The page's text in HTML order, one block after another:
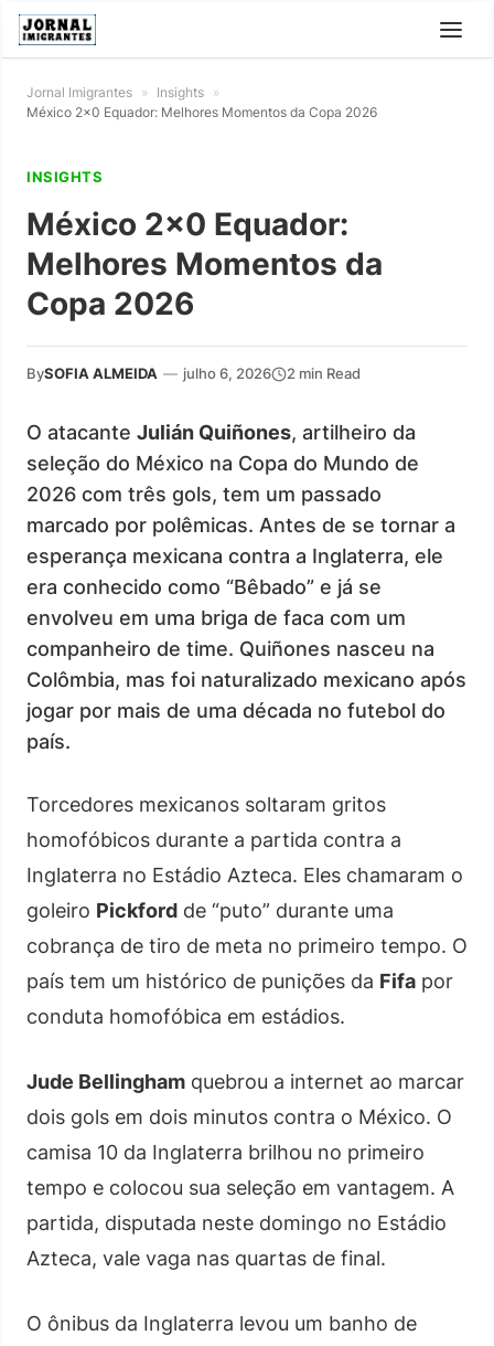
Jornal Imigrantes » Insights »
México 2×0 Equador: Melhores Momentos da Copa 2026
INSIGHTS
México 2×0 Equador:
Melhores Momentos da
Copa 2026
BySOFIA ALMEIDA — julho 6, 2026 2 min Read
O atacante Julián Quiñones, artilheiro da
seleção do México na Copa do Mundo de
2026 com três gols, tem um passado
marcado por polêmicas. Antes de se tornar a
esperança mexicana contra a Inglaterra, ele
era conhecido como “Bêbado” e já se
envolveu em uma briga de faca com um
companheiro de time. Quiñones nasceu na
Colômbia, mas foi naturalizado mexicano após
jogar por mais de uma década no futebol do
país.
Torcedores mexicanos soltaram gritos
homofóbicos durante a partida contra a
Inglaterra no Estádio Azteca. Eles chamaram o
goleiro Pickford de “puto” durante uma
cobrança de tiro de meta no primeiro tempo. O
país tem um histórico de punições da Fifa por
conduta homofóbica em estádios.
Jude Bellingham quebrou a internet ao marcar
dois gols em dois minutos contra o México. O
camisa 10 da Inglaterra brilhou no primeiro
tempo e colocou sua seleção em vantagem. A
partida, disputada neste domingo no Estádio
Azteca, vale vaga nas quartas de final.
O ônibus da Inglaterra levou um banho de